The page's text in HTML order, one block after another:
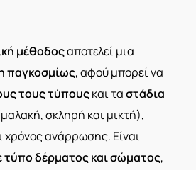
μέθοδοςαποτελεί μια
παγκοσμίως, αφού μπορεί να
τους τύπουςκαι ταστάδια
σκληρή και μικτή),
χρόνος ανάρρωσης. Είναι
τύπο δέρματος και σώματος,